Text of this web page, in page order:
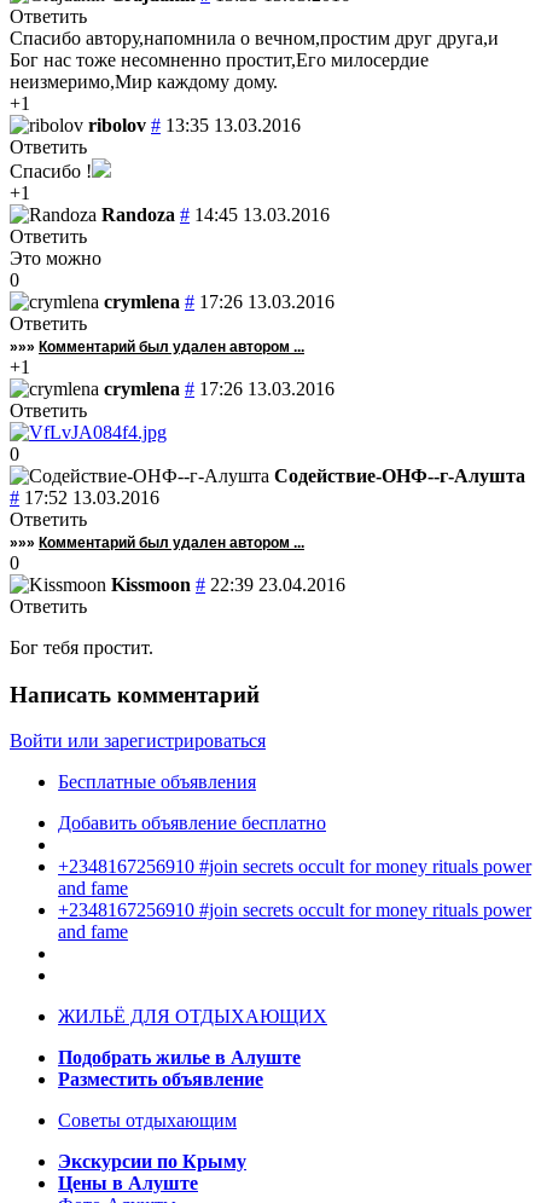
Ответить
Спасибо автору,напомнила о вечном,простим друг друга,и
Бог нас тоже несомненно простит,Его милосердие
неизмеримо,Мир каждому дому.
+1
ribolov # 13:35 13.03.2016
Ответить
Спасибо !
+1
Randoza # 14:45 13.03.2016
Ответить
Это можно
0
crymlena # 17:26 13.03.2016
Ответить
»»» Комментарий был удален автором ...
+1
crymlena # 17:26 13.03.2016
Ответить
0
Содействие-ОНФ--г-Алушта
# 17:52 13.03.2016
Ответить
»»» Комментарий был удален автором ...
0
Kissmoon # 22:39 23.04.2016
Ответить
Бог тебя простит.
Написать комментарий
Войти или зарегистрироваться
Бесплатные объявления
Добавить объявление бесплатно
+2348167256910 #join secrets occult for money rituals power
and fame
+2348167256910 #join secrets occult for money rituals power
and fame
ЖИЛЬЁ ДЛЯ ОТДЫХАЮЩИХ
Подобрать жилье в Алуште
Разместить объявление
Советы отдыхающим
Экскурсии по Крыму
Цены в Алуште